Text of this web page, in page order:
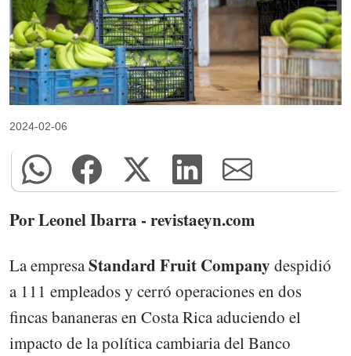
2024-02-06
Por Leonel Ibarra - revistaeyn.com
La empresaStandard Fruit Company despidió
a 111 empleados y cerró operaciones en dos
fincas bananeras en Costa Rica aduciendo el
impacto de la política cambiaria del Banco